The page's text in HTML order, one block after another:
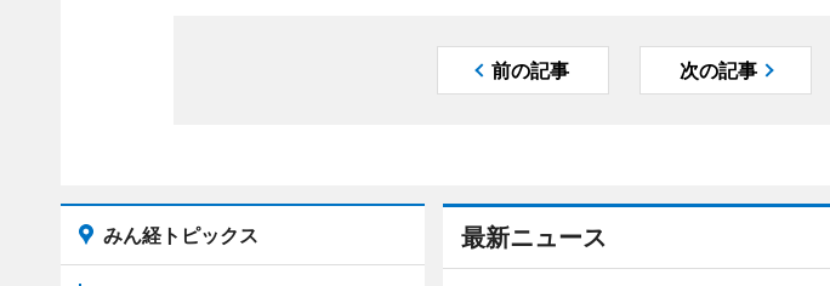
前の記事 次の記事
最新ニュース
みん経トピックス